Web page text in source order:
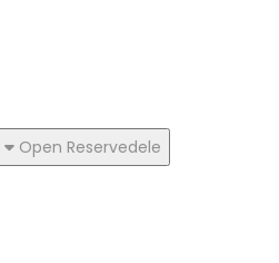
Open Reservedele